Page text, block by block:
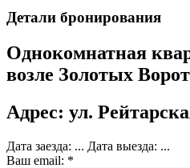
Детали бронирования
Однокомнатная
возле Золотых Ворот
Адрес: ул.
Дата заезда: ... Дата выезда: ...
Ваш email: *